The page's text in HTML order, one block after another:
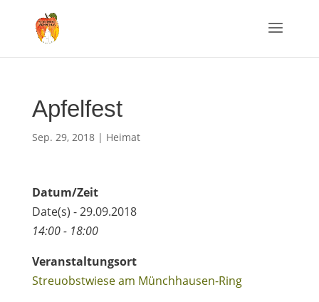
Apfelfest
Sep. 29, 2018| Heimat
Datum/Zeit
Date(s) - 29.09.2018
14:00 - 18:00
Veranstaltungsort
Streuobstwiese am Münchhausen-Ring